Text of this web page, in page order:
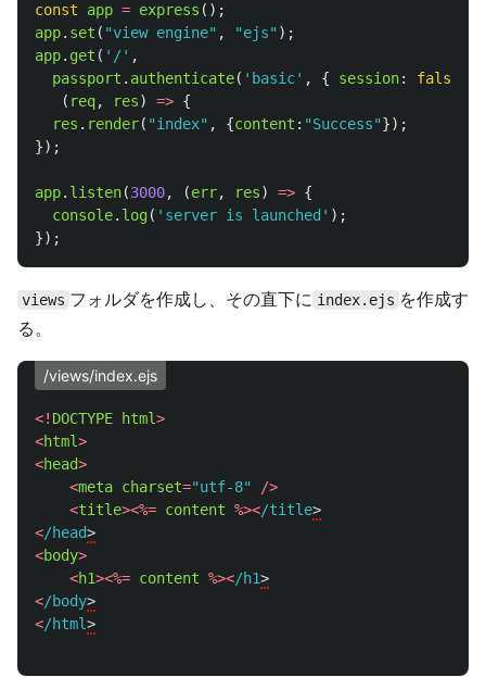
const app = express ();
app. set ( "view engine" , "ejs" );
app. get ( ' /' ,
passport . authenticate( ' basic' , { session: false
( req, res) => {
res . render( "index" , {content : "Success"});
});
app. listen(3000, (err, res) => {
console. log( ' server is launched ' );
});
views フォルダを作成し、その直下に index.ejs を作成す
る。
/views/index.ejs
<! DOCTYPE html>
<html>
<head>
<meta charset="utf-8"
/>
<title><%= content %></title
</head
<body>
<h1><%= content %></h1
</body
</html